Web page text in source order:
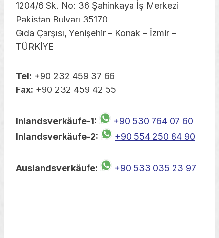
1204/6 Sk. No: 36 Şahinkaya İş Merkezi
Pakistan Bulvarı 35170
Gıda Çarşısı, Yenişehir – Konak – İzmir –
TÜRKİYE
Tel: +90 232 459 37 66
Fax: +90 232 459 42 55
Inlandsverkäufe-1:
+90 530 764 07 60
Inlandsverkäufe-2:
+90 554 250 84 90
Auslandsverkäufe: +90 533 035 23 97